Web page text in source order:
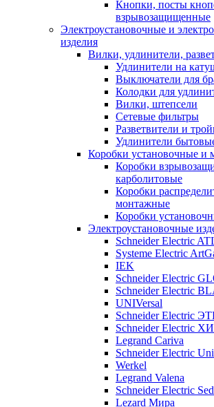
Кнопки, посты
взрывозащищенные
Электроустановочные и
изделия
Вилки, удлинители,
Удлинители на
Выключатели для
Колодки для
Вилки, штепсели
Сетевые фильтры
Разветвители и
Удлинители
Коробки установочные и
Коробки
карболитовые
Коробки
монтажные
Коробки
Электроустановочные
Schneider Electric
Systeme Electric
IEK
Schneider Electric
Schneider Electric
UNIVersal
Schneider Electric
Schneider Electric
Legrand Cariva
Schneider Electric
Werkel
Legrand Valena
Schneider Electric
Lezard Мира